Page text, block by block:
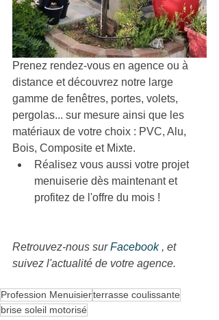
Prenez rendez-vous en agence ou à
distance et découvrez notre large
gamme de fenêtres, portes, volets,
pergolas... sur mesure ainsi que les
matériaux de votre choix : PVC, Alu,
Bois, Composite et Mixte.
Réalisez vous aussi votre projet
menuiserie dès maintenant et
profitez de l'offre du mois !
Retrouvez-nous sur Facebook , et
suivez l'actualité de votre agence.
Profession Menuisierterrasse coulissante
brise soleil motorisé